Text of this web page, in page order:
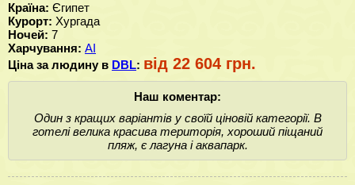
Країна: Єгипет
Курорт: Хургада
Ночей: 7
Харчування: AI
Ціна за людину в DBL: від 22 604 грн.
Наш коментар:
Один з кращих варіантів у своїй ціновій категорії. В
готелі велика красива територія, хороший піщаний
пляж, є лагуна і аквапарк.